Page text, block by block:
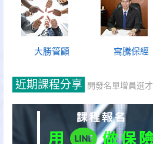
大勝管顧 寓騰保經
近期課程分享 開發名單增員選才